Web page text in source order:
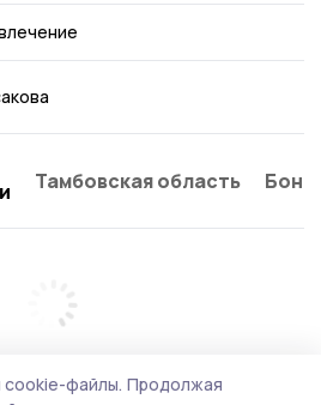
Тамбовская область
cookie-файлы. Продолжая